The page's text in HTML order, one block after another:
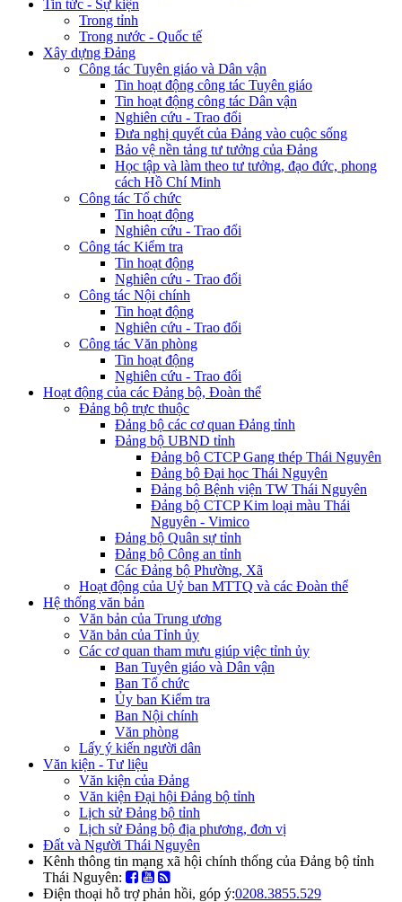
Tin tức - Sự kiện
Trong tỉnh
Trong nước - Quốc tế
Xây dựng Đảng
Công tác Tuyên giáo và Dân vận
Tin hoạt động công tác Tuyên giáo
Tin hoạt động công tác Dân vận
Nghiên cứu - Trao đổi
Đưa nghị quyết của Đảng vào cuộc sống
Bảo vệ nền tảng tư tưởng của Đảng
Học tập và làm theo tư tưởng, đạo đức, phong
cách Hồ Chí Minh
Công tác Tổ chức
Tin hoạt động
Nghiên cứu - Trao đổi
Công tác Kiểm tra
Tin hoạt động
Nghiên cứu - Trao đổi
Công tác Nội chính
Tin hoạt động
Nghiên cứu - Trao đổi
Công tác Văn phòng
Tin hoạt động
Nghiên cứu - Trao đổi
Hoạt động của các Đảng bộ, Đoàn thể
Đảng bộ trực thuộc
Đảng bộ các cơ quan Đảng tỉnh
Đảng bộ UBND tỉnh
Đảng bộ CTCP Gang thép Thái Nguyên
Đảng bộ Đại học Thái Nguyên
Đảng bộ Bệnh viện TW Thái Nguyên
Đảng bộ CTCP Kim loại màu Thái
Nguyên - Vimico
Đảng bộ Quân sự tỉnh
Đảng bộ Công an tỉnh
Các Đảng bộ Phường, Xã
Hoạt động của Uỷ ban MTTQ và các Đoàn thể
Hệ thống văn bản
Văn bản của Trung ương
Văn bản của Tỉnh ủy
Các cơ quan tham mưu giúp việc tỉnh ủy
Ban Tuyên giáo và Dân vận
Ban Tổ chức
Ủy ban Kiểm tra
Ban Nội chính
Văn phòng
Lấy ý kiến người dân
Văn kiện - Tư liệu
Văn kiện của Đảng
Văn kiện Đại hội Đảng bộ tỉnh
Lịch sử Đảng bộ tỉnh
Lịch sử Đảng bộ địa phương, đơn vị
Đất và Người Thái Nguyên
Kênh thông tin mạng xã hội chính thống của Đảng bộ tỉnh
Thái Nguyên:
Điện thoại hỗ trợ phản hồi, góp ý:0208.3855.529